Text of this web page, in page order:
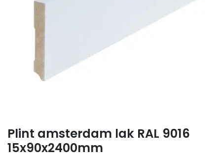
Plint amsterdam lak RAL 9016
15x90x2400mm